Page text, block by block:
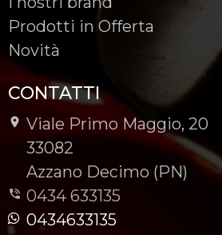
Prodotti in Offerta
Novità
CONTATTI
Viale Primo Maggio, 20
-
33082
-
Azzano Decimo (PN)
0434 633135
0434633135